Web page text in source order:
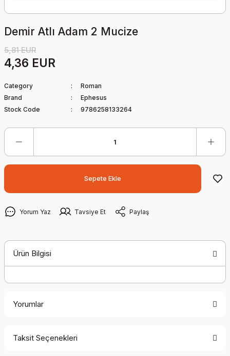
Demir Atlı Adam 2 Mucize
5,81 EUR
4,36 EUR
Category
Roman
Brand
Ephesus
Stock Code
9786258133264
Sepete Ekle
Yorum Yaz Tavsiye Et Paylaş
Ürün Bilgisi
Yorumlar
Taksit Seçenekleri